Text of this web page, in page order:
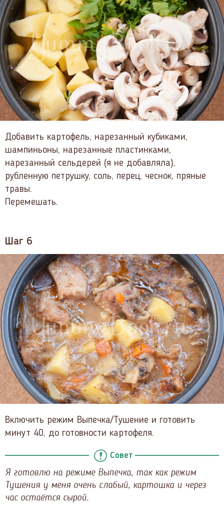
Добавить картофель, нарезанный кубиками,
шампиньоны, нарезанные пластинками,
нарезанный сельдерей (я не добавляла),
рубленную петрушку, соль, перец, чеснок, пряные
травы.
Перемешать.
Шаг 6
Включить режим Выпечка/Тушение и готовить
минут 40, до готовности картофеля.
Совет
Я готовлю на режиме Выпечка, так как режим
Тушения у меня очень слабый, картошка и через
час остаётся сырой.